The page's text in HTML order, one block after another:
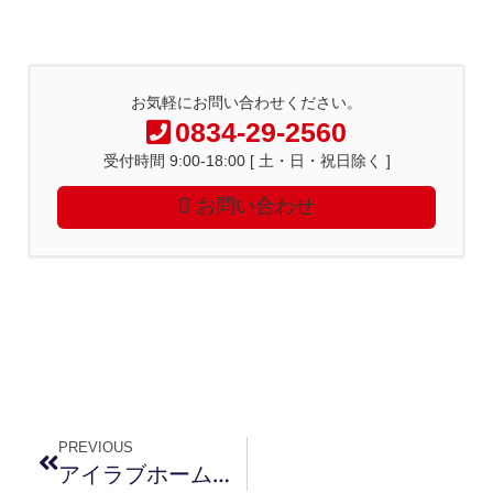
お気軽にお問い合わせください。
0834-29-2560
受付時間 9:00-18:00 [ 土・日・祝日除く ]
お問い合わせ
PREVIOUS
アイラブホームフェアｉｎ福岡